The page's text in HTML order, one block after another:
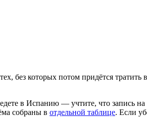
без которых потом придётся тратить
в Испанию — учтите, что запись на
собраны в отдельной таблице. Если